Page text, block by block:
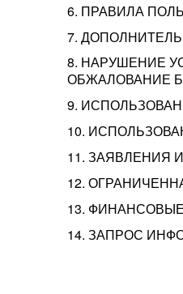
6. ПРАВИЛА
7.
8. НАРУШЕНИЕ
ОБЖАЛОВАНИЕ
9.
10.
11. ЗАЯВЛЕНИЯ
12.
13.
14. ЗАПРОС